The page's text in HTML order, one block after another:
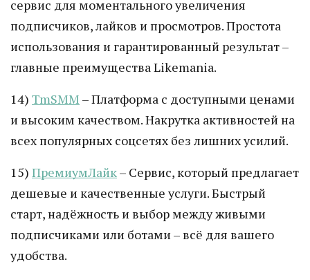
сервис для моментального увеличения
подписчиков, лайков и просмотров. Простота
использования и гарантированный результат –
главные преимущества Likemania.
14) TmSMM – Платформа с доступными ценами
и высоким качеством. Накрутка активностей на
всех популярных соцсетях без лишних усилий.
15) ПремиумЛайк– Сервис, который предлагает
дешевые и качественные услуги. Быстрый
старт, надёжность и выбор между живыми
подписчиками или ботами – всё для вашего
удобства.